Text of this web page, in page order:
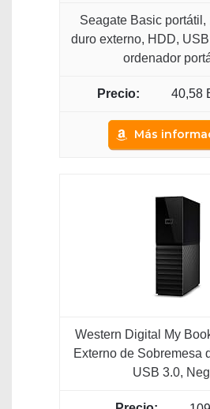
Seagate Basic portátil,
duro externo, HDD,
ordenador
40,58
Más
Western Digital My
Externo de Sobremesa
USB 3.0,